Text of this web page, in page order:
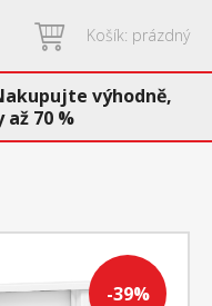
Košík: prázdný
výhodně,
70 %
-39%